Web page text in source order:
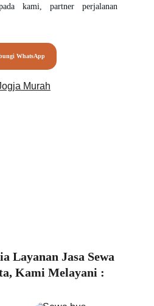
kami, partner perjalanan
WhatsApp
Layanan Jasa Sewa
Kami Melayani :